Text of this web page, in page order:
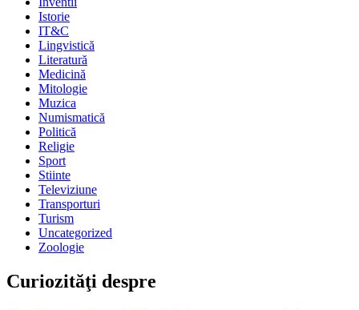
Istorie
IT&C
Lingvistică
Literatură
Medicină
Mitologie
Muzica
Numismatică
Politică
Religie
Sport
Stiinte
Televiziune
Transporturi
Turism
Uncategorized
Zoologie
Curiozităţi despre